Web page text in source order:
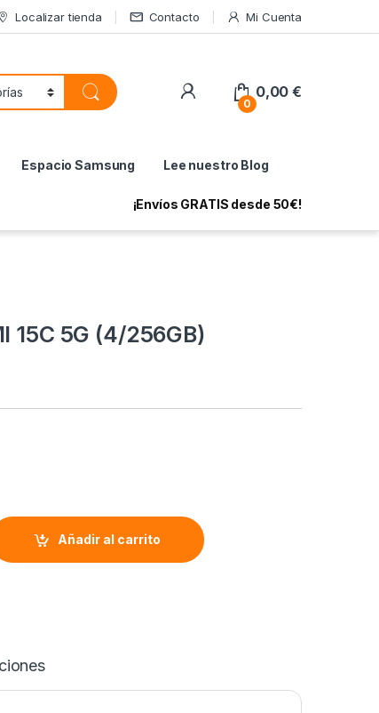
Localizar tienda Contacto Mi Cuenta
My Account
0
0,00€
Espacio Samsung Lee nuestro Blog
¡Envíos GRATIS desde 50€!
15C 5G (4/256GB)
256GB) quantity
Añadir al carrito